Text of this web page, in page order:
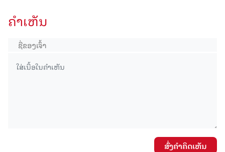
ຄໍາເຫັນ
ສົ່ງຄໍາຄິດເຫັນ